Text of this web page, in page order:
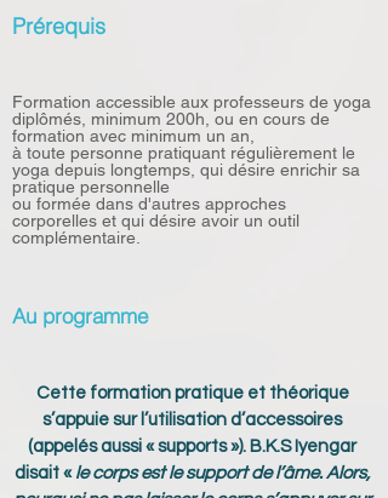
Prérequis
Formation accessible aux professeurs de yoga
diplômés, minimum 200h, ou en cours de
formation avec minimum un an,
à toute personne pratiquant régulièrement le
yoga depuis longtemps, qui désire enrichir sa
pratique personnelle
ou formée dans d'autres approches
corporelles et qui désire avoir un outil
complémentaire.
Au programme
Cette formation pratique et théorique
s’appuie sur l’utilisation d’accessoires
(appelés aussi « supports »). B.K.S Iyengar
disait « le corps est le support de l’âme. Alors,